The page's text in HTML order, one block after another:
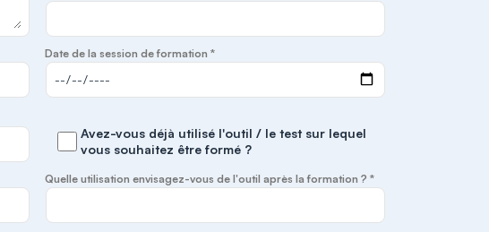
Date de la session de formation *
Avez-vous déjà utilisé l'outil / le test sur lequel
vous souhaitez être formé ?
Quelle utilisation envisagez-vous de l'outil après la formation ? *